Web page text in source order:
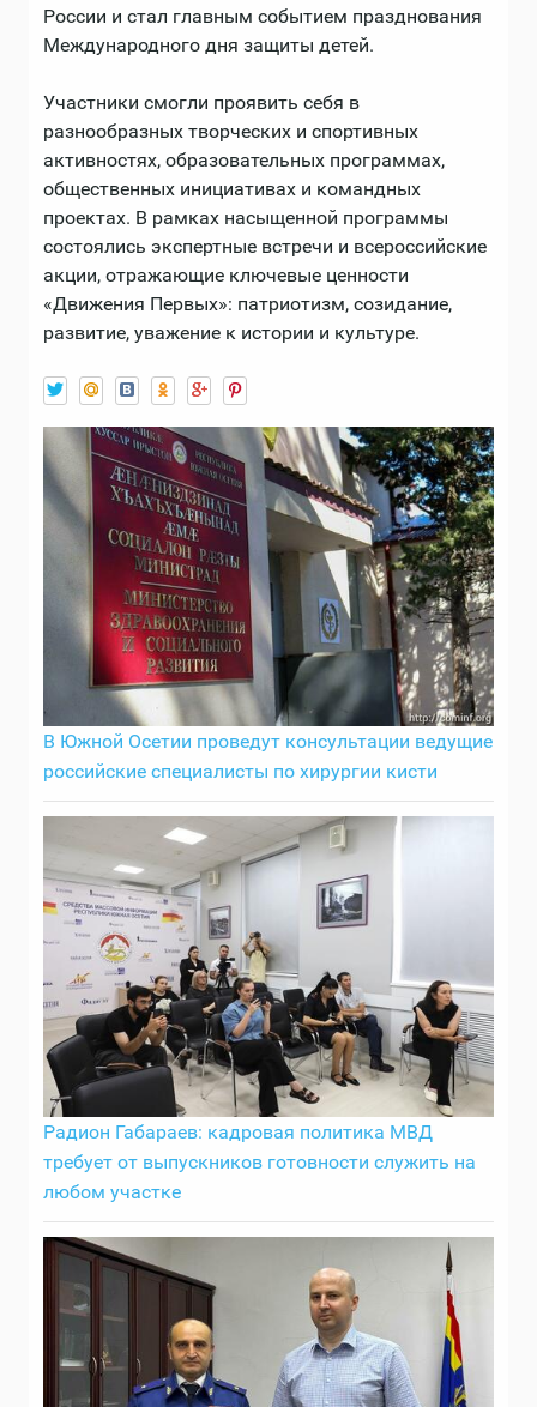
России и стал главным событием празднования
Международного дня защиты детей.
Участники смогли проявить себя в
разнообразных творческих и спортивных
активностях, образовательных программах,
общественных инициативах и командных
проектах. В рамках насыщенной программы
состоялись экспертные встречи и всероссийские
акции, отражающие ключевые ценности
«Движения Первых»: патриотизм, созидание,
развитие, уважение к истории и культуре.
В Южной Осетии проведут консультации ведущие
российские специалисты по хирургии кисти
Радион Габараев: кадровая политика МВД
требует от выпускников готовности служить на
любом участке